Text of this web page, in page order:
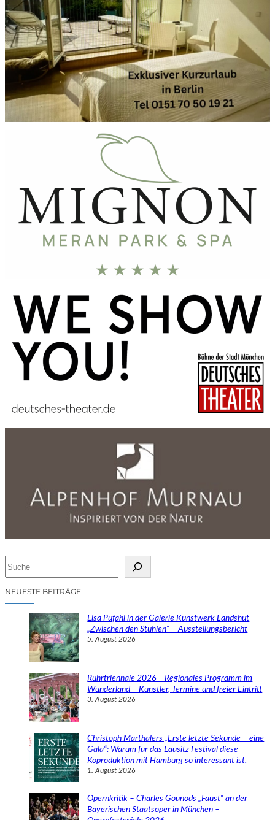
cNEUESTE BEITRÄGE
Lisa Pufahl in der Galerie Kunstwerk Landshut
„Zwischen den Stühlen“ – Ausstellungsbericht
5. August 2026
Ruhrtriennale 2026 – Regionales Programm im
Wunderland – Künstler, Termine und freier Eintritt
3. August 2026
Christoph Marthalers „Erste letzte Sekunde – eine
Gala“: Warum für das Lausitz Festival diese
Koproduktion mit Hamburg so interessant ist.
1. August 2026
Opernkritik – Charles Gounods „Faust“ an der
Bayerischen Staatsoper in München –